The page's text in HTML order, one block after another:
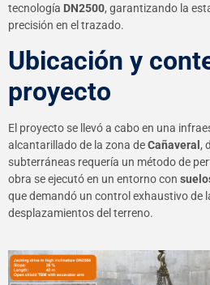
tecnología DN2500, garantizando la
precisión en el trazado.
Ubicación y
proyecto
El proyecto se llevó a cabo en una
alcantarillado de la zona deCañaveral ,
subterráneas requería un método de
obra se ejecutó en un entorno con
que demandó un control exhaustivo de
desplazamientos del terreno.